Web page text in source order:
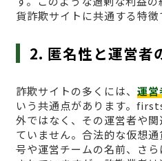
貨詐欺サイトに共通する特徴
2. 匿名性と運営者
詐欺サイトの多くには、 運営
いう共通点があります。
外ではなく、その運営者や
ていません。合法的な仮想
号や運営チームの名前、さ